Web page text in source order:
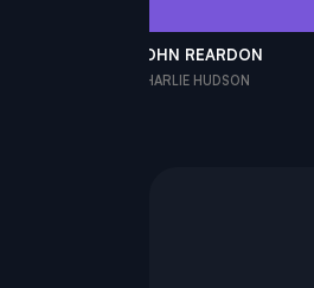
JOHN REARDON
CHARLIE HUDSON